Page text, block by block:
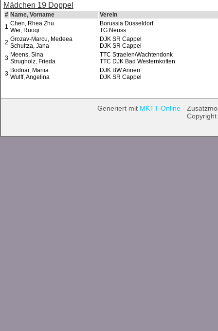
Mädchen 19 Doppel
# Name, Vorname
Verein
1 Chen, Rhea Zhu
Wei, Ruoqi
Borussia Düsseldorf
TG Neuss
2 Grozav-Marcu, Medeea
Schultza, Jana
DJK SR Cappel
DJK SR Cappel
3 Meens, Sina
Strugholz, Frieda
TTC Straelen/Wachtendonk
TTC DJK Bad Westernkotten
3 Bodnar, Mariia
Wulff, Angelina
DJK BW Annen
DJK SR Cappel
Generiert mit MKTT-Online-